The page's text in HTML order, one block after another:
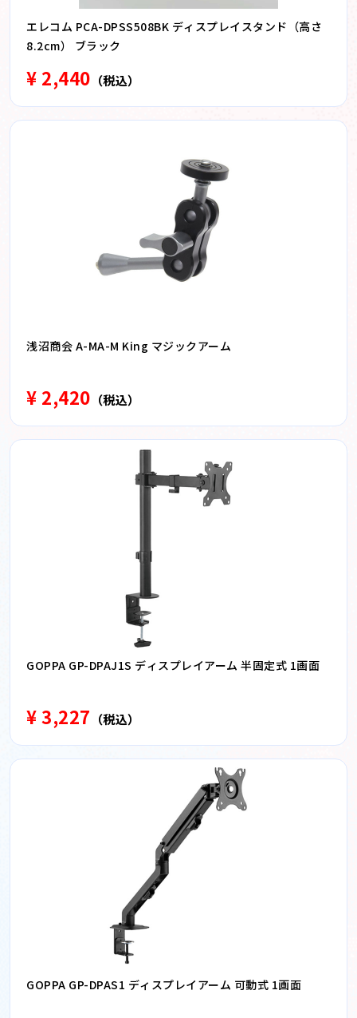
エレコム PCA-DPSS508BK ディスプレイスタンド（高さ
8.2cm） ブラック
¥ 2,440 （税込）
浅沼商会 A-MA-M King マジックアーム
¥ 2,420 （税込）
GOPPA GP-DPAJ1S ディスプレイアーム 半固定式 1画面
¥ 3,227 （税込）
GOPPA GP-DPAS1 ディスプレイアーム 可動式 1画面